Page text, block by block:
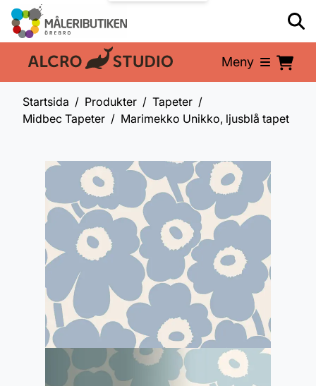
En del av: Meny
Startsida Produkter
Tapeter
Midbec Tapeter
Marimekko Unikko, ljusblå tapet